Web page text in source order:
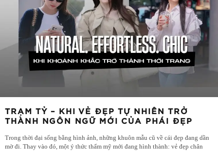
TRẠM TỶ – KHI VẺ ĐẸP TỰ NHIÊN TRỞ
THÀNH NGÔN NGỮ MỚI CỦA PHÁI ĐẸP
Trong thời đại sống bằng hình ảnh, những khuôn mẫu cũ về cái đẹp đang dần
mờ đi. Thay vào đó, một ý thức thẩm mỹ mới đang hình thành: vẻ đẹp chân